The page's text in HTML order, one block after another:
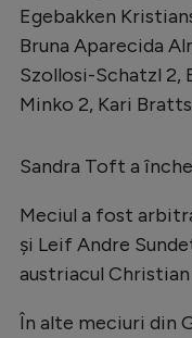
Intră
Egebakken
Bruna Aparecida
Szollosi-Schatzl 2,
Minko 2, Kari
Sandra Toft a
Meciul a fost
şi Leif Andre
austriacul Christian
În alte meciuri din